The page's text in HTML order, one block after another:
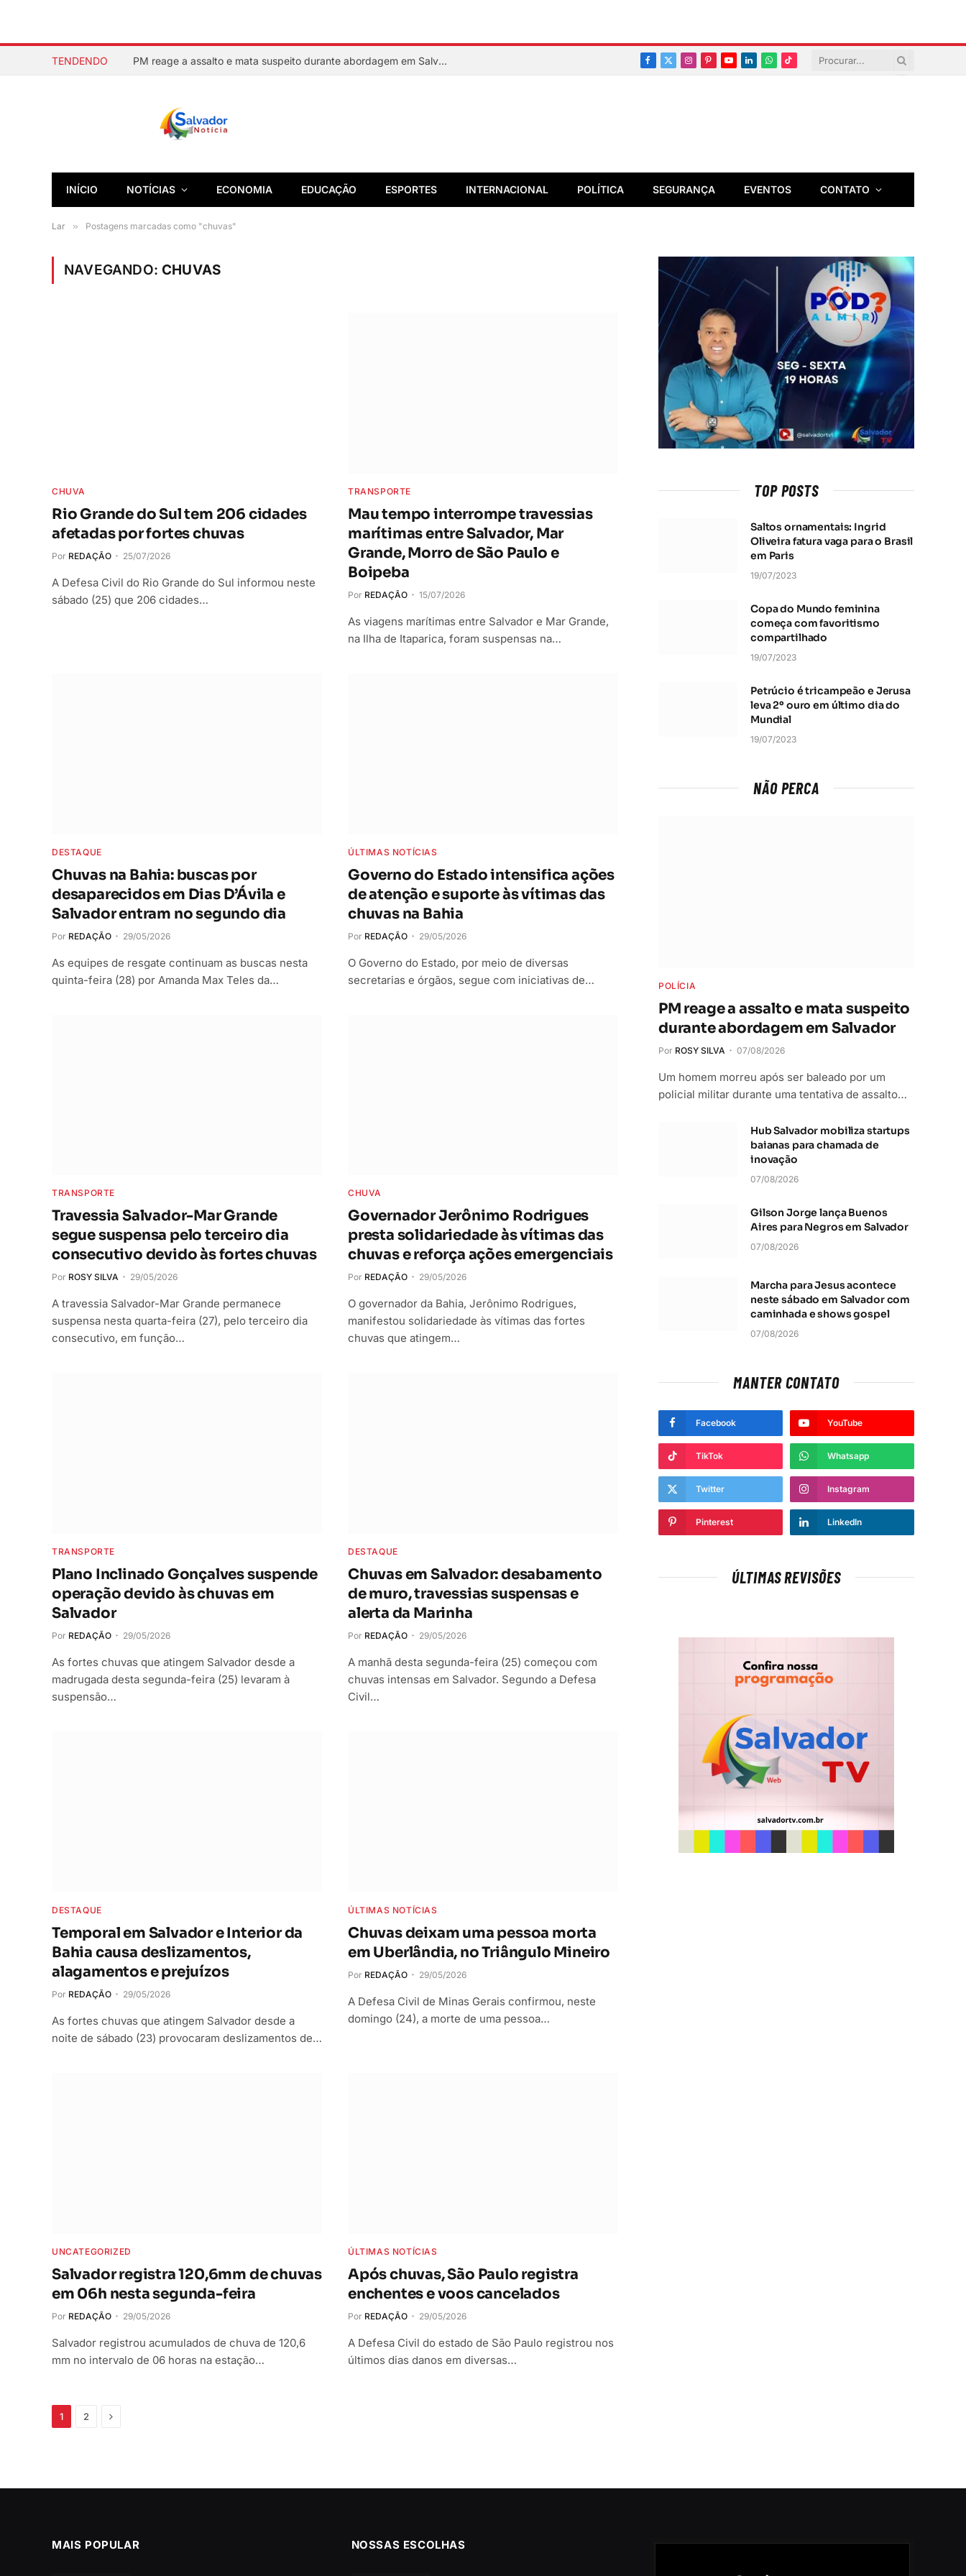
TENDENDO PM reage a assalto e mata suspeito durante abordagem em Salvador
Facebook
X
Instagram
PinterestYouTubeLinkedInWhatsapp
TikTok
INÍCIO NOTÍCIAS ECONOMIA EDUCAÇÃO ESPORTES INTERNACIONAL POLÍTICA SEGURANÇA EVENTOS CONTATO
Lar » Postagens marcadas como "chuvas"
NAVEGANDO: CHUVAS
CHUVA
Rio Grande do Sul tem 206 cidades
afetadas por fortes chuvas
Por REDAÇÃO 25/07/2026
A Defesa Civil do Rio Grande do Sul informou neste
sábado (25) que 206 cidades…
TRANSPORTE
Mau tempo interrompe travessias
marítimas entre Salvador, Mar
Grande, Morro de São Paulo e
Boipeba
Por REDAÇÃO 15/07/2026
As viagens marítimas entre Salvador e Mar Grande,
na Ilha de Itaparica, foram suspensas na…
DESTAQUE
Chuvas na Bahia: buscas por
desaparecidos em Dias D’Ávila e
Salvador entram no segundo dia
Por REDAÇÃO 29/05/2026
As equipes de resgate continuam as buscas nesta
quinta-feira (28) por Amanda Max Teles da…
ÚLTIMAS NOTÍCIAS
Governo do Estado intensifica ações
de atenção e suporte às vítimas das
chuvas na Bahia
Por REDAÇÃO 29/05/2026
O Governo do Estado, por meio de diversas
secretarias e órgãos, segue com iniciativas de…
TRANSPORTE
Travessia Salvador-Mar Grande
segue suspensa pelo terceiro dia
consecutivo devido às fortes chuvas
Por ROSY SILVA 29/05/2026
A travessia Salvador-Mar Grande permanece
suspensa nesta quarta-feira (27), pelo terceiro dia
consecutivo, em função…
CHUVA
Governador Jerônimo Rodrigues
presta solidariedade às vítimas das
chuvas e reforça ações emergenciais
Por REDAÇÃO 29/05/2026
O governador da Bahia, Jerônimo Rodrigues,
manifestou solidariedade às vítimas das fortes
chuvas que atingem…
TRANSPORTE
Plano Inclinado Gonçalves suspende
operação devido às chuvas em
Salvador
Por REDAÇÃO 29/05/2026
As fortes chuvas que atingem Salvador desde a
madrugada desta segunda-feira (25) levaram à
suspensão…
DESTAQUE
Chuvas em Salvador: desabamento
de muro, travessias suspensas e
alerta da Marinha
Por REDAÇÃO 29/05/2026
A manhã desta segunda-feira (25) começou com
chuvas intensas em Salvador. Segundo a Defesa
Civil…
DESTAQUE
Temporal em Salvador e Interior da
Bahia causa deslizamentos,
alagamentos e prejuízos
Por REDAÇÃO 29/05/2026
As fortes chuvas que atingem Salvador desde a
noite de sábado (23) provocaram deslizamentos de…
ÚLTIMAS NOTÍCIAS
Chuvas deixam uma pessoa morta
em Uberlândia, no Triângulo Mineiro
Por REDAÇÃO 29/05/2026
A Defesa Civil de Minas Gerais confirmou, neste
domingo (24), a morte de uma pessoa…
UNCATEGORIZED
Salvador registra 120,6mm de chuvas
em 06h nesta segunda-feira
Por REDAÇÃO 29/05/2026
Salvador registrou acumulados de chuva de 120,6
mm no intervalo de 06 horas na estação…
ÚLTIMAS NOTÍCIAS
Após chuvas, São Paulo registra
enchentes e voos cancelados
Por REDAÇÃO 29/05/2026
A Defesa Civil do estado de São Paulo registrou nos
últimos dias danos em diversas…
1 2 Próximo
TOP POSTS
Saltos ornamentais: Ingrid
Oliveira fatura vaga para o Brasil
em Paris
19/07/2023
Copa do Mundo feminina
começa com favoritismo
compartilhado
19/07/2023
Petrúcio é tricampeão e Jerusa
leva 2º ouro em último dia do
Mundial
19/07/2023
NÃO PERCA
POLÍCIA
PM reage a assalto e mata suspeito
durante abordagem em Salvador
Por ROSY SILVA 07/08/2026
Um homem morreu após ser baleado por um
policial militar durante uma tentativa de assalto…
Hub Salvador mobiliza startups
baianas para chamada de
inovação
07/08/2026
Gilson Jorge lança Buenos
Aires para Negros em Salvador
07/08/2026
Marcha para Jesus acontece
neste sábado em Salvador com
caminhada e shows gospel
07/08/2026
MANTER CONTATO
Facebook YouTube
TikTok Whatsapp
Twitter Instagram
Pinterest LinkedIn
ÚLTIMAS REVISÕES
MAIS POPULAR NOSSAS ESCOLHAS